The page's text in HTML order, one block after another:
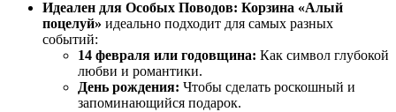
Идеален для Особых Поводов: Корзина «Алый
поцелуй» идеально подходит для самых разных
событий:
14 февраля или годовщина: Как символ глубокой
любви и романтики.
День рождения: Чтобы сделать роскошный и
запоминающийся подарок.